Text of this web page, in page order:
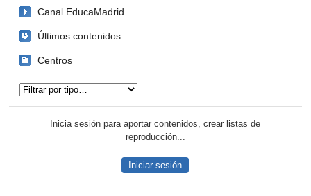
Canal EducaMadrid
Últimos contenidos
Centros
Inicia sesión para aportar contenidos, crear listas de
reproducción...
Iniciar sesión